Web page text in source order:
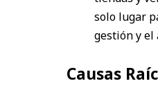
solo lugar
gestión y el
Causas